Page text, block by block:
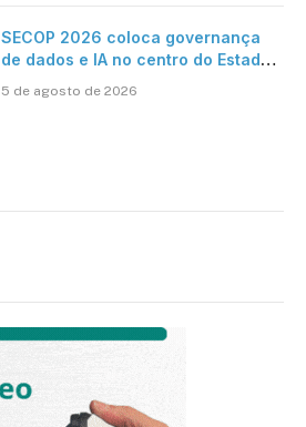
SECOP 2026 coloca governança
de dados e IA no centro do Estado
5 de agosto de 2026